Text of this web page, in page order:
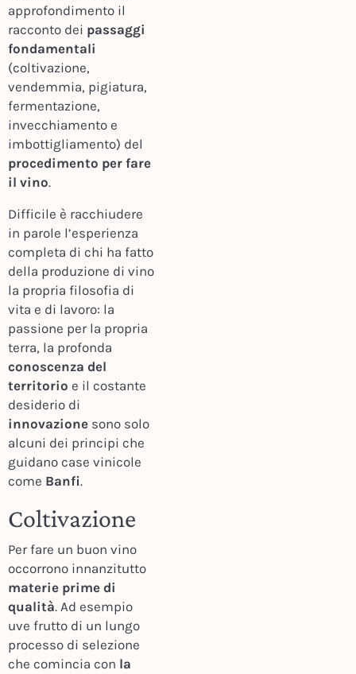
approfondimento il
racconto dei passaggi
fondamentali
(coltivazione,
vendemmia, pigiatura,
fermentazione,
invecchiamento e
imbottigliamento) del
procedimento per fare
il vino.
Difficile è racchiudere
in parole l’esperienza
completa di chi ha fatto
della produzione di vino
la propria filosofia di
vita e di lavoro: la
passione per la propria
terra, la profonda
conoscenza del
territorio e il costante
desiderio di
innovazionesono solo
alcuni dei principi che
guidano case vinicole
come Banfi.
Coltivazione
Per fare un buon vino
occorrono innanzitutto
materie prime di
qualità. Ad esempio
uve frutto di un lungo
processo di selezione
che comincia con la